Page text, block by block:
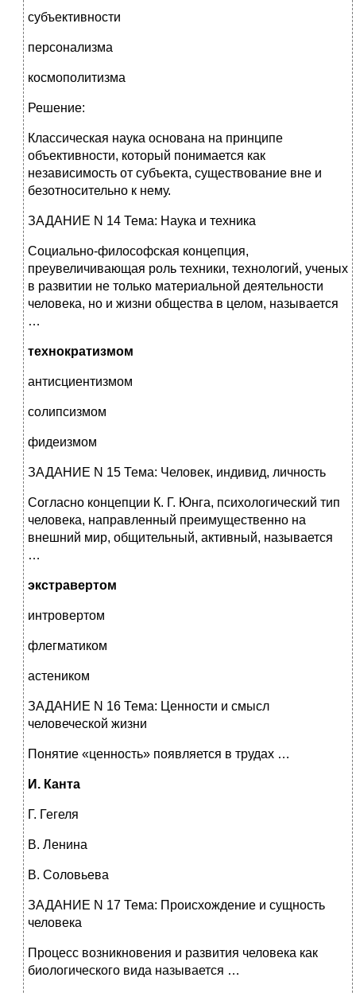
субъективности
персонализма
космополитизма
Решение:
Классическая наука основана на принципе
объективности, который понимается как
независимость от субъекта, существование вне и
безотносительно к нему.
ЗАДАНИЕ N 14 Тема: Наука и техника
Социально-философская концепция,
преувеличивающая роль техники, технологий, ученых
в развитии не только материальной деятельности
человека, но и жизни общества в целом, называется
…
технократизмом
антисциентизмом
солипсизмом
фидеизмом
ЗАДАНИЕ N 15 Тема: Человек, индивид, личность
Согласно концепции К. Г. Юнга, психологический тип
человека, направленный преимущественно на
внешний мир, общительный, активный, называется
…
экстравертом
интровертом
флегматиком
астеником
ЗАДАНИЕ N 16 Тема: Ценности и смысл
человеческой жизни
Понятие «ценность» появляется в трудах …
И. Канта
Г. Гегеля
В. Ленина
В. Соловьева
ЗАДАНИЕ N 17 Тема: Происхождение и сущность
человека
Процесс возникновения и развития человека как
биологического вида называется …